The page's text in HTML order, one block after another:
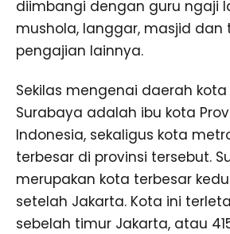
diimbangi dengan guru ngaji
mushola, langgar, masjid dan
pengajian lainnya.
Sekilas mengenai daerah
Surabaya adalah ibu kota
Indonesia, sekaligus kota
terbesar di provinsi tersebut.
merupakan kota terbesar
setelah Jakarta. Kota ini
sebelah timur Jakarta, atau